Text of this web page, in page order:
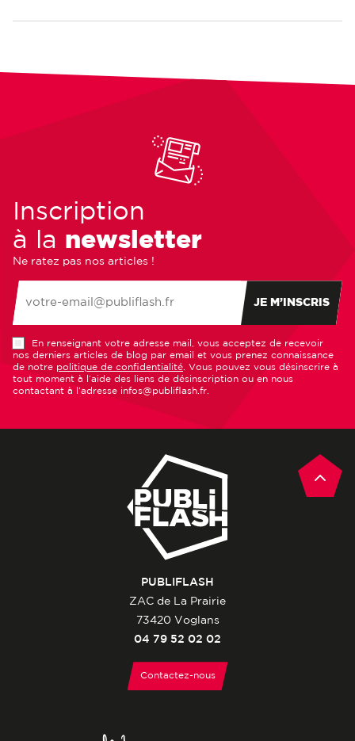
Inscription
à la newsletter
Ne ratez pas nos articles !
JE M’INSCRIS
En renseignant votre adresse mail, vous acceptez de recevoir
nos derniers articles de blog par email et vous prenez connaissance
de notre politique de confidentialité. Vous pouvez vous désinscrire à
tout moment à l’aide des liens de désinscription ou en nous
contactant à l’adresse infos@publiflash.fr.
PUBLIFLASH
ZAC de La Prairie
73420 Voglans
04 79 52 02 02
Contactez-nous